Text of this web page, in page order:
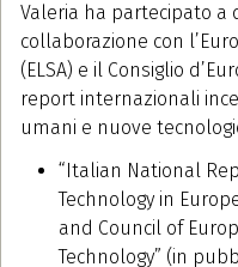
Valeria ha partecipato a
collaborazione con
(ELSA) e il Consiglio
report internazionali
umani e nuove
“Italian National
Technology in
and Council of
Technology” (in